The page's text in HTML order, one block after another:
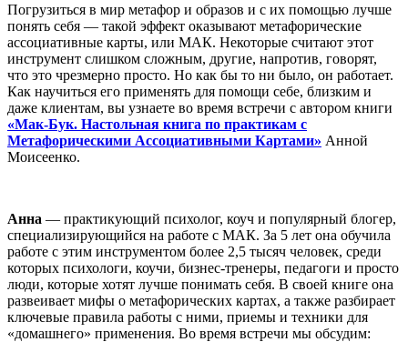
Погрузиться в мир метафор и образов и с их помощью лучше
понять себя — такой эффект оказывают метафорические
ассоциативные карты, или МАК. Некоторые считают этот
инструмент слишком сложным, другие, напротив, говорят,
что это чрезмерно просто. Но как бы то ни было, он работает.
Как научиться его применять для помощи себе, близким и
даже клиентам, вы узнаете во время встречи с автором книги
«Мак-Бук. Настольная книга по практикам с
Метафорическими Ассоциативными Картами» Анной
Моисеенко.
Анна — практикующий психолог, коуч и популярный блогер,
специализирующийся на работе с МАК. За 5 лет она обучила
работе с этим инструментом более 2,5 тысяч человек, среди
которых психологи, коучи, бизнес-тренеры, педагоги и просто
люди, которые хотят лучше понимать себя. В своей книге она
развеивает мифы о метафорических картах, а также разбирает
ключевые правила работы с ними, приемы и техники для
«домашнего» применения. Во время встречи мы обсудим: